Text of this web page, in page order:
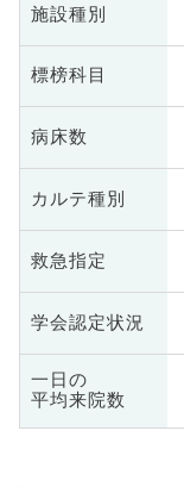
施設種別
標榜科目
病床数
カルテ種別
救急指定
学会認定状況
一日の
平均来院数